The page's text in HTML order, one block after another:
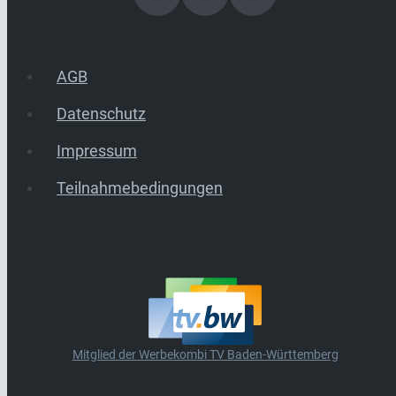
AGB
Datenschutz
Impressum
Teilnahmebedingungen
Mitglied der Werbekombi TV Baden-Württemberg